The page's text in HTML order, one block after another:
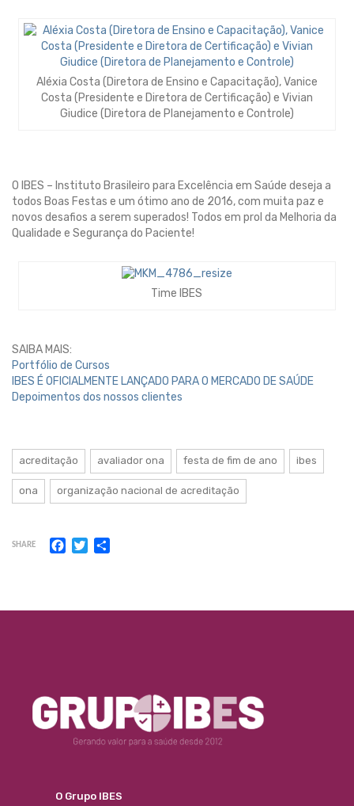
Aléxia Costa (Diretora de Ensino e Capacitação), Vanice
Costa (Presidente e Diretora de Certificação) e Vivian
Giudice (Diretora de Planejamento e Controle)
O IBES – Instituto Brasileiro para Excelência em Saúde deseja a
todos Boas Festas e um ótimo ano de 2016, com muita paz e
novos desafios a serem superados! Todos em prol da Melhoria da
Qualidade e Segurança do Paciente!
Time IBES
SAIBA MAIS:
Portfólio de Cursos
IBES É OFICIALMENTE LANÇADO PARA O MERCADO DE SAÚDE
Depoimentos dos nossos clientes
acreditação avaliador ona festa de fim de ano ibes
ona organização nacional de acreditação
SHARE Facebook
Twitter
O Grupo IBES